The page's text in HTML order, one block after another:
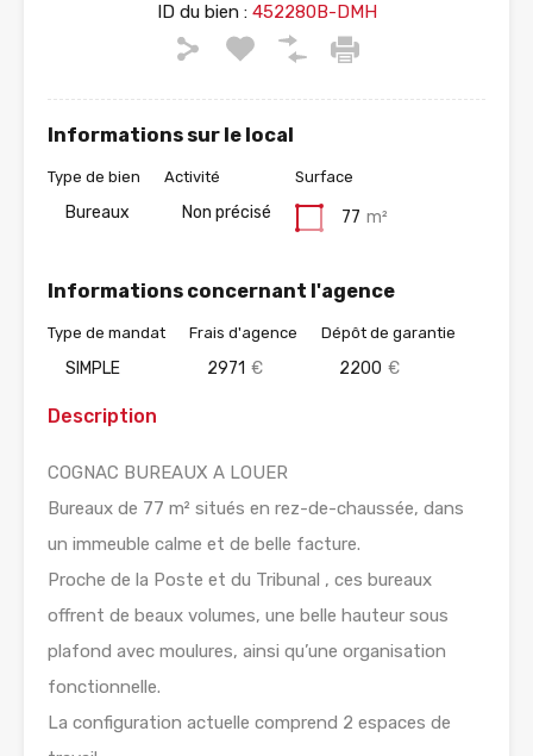
ID du bien :452280B-DMH
Informations sur le local
Type de bien
Bureaux
Activité
Non précisé
Surface
77 m²
Informations concernant l'agence
Type de mandat
SIMPLE
Frais d'agence
2971 €
Dépôt de garantie
2200 €
Description
COGNAC BUREAUX A LOUER
Bureaux de 77 m² situés en rez-de-chaussée, dans
un immeuble calme et de belle facture.
Proche de la Poste et du Tribunal , ces bureaux
offrent de beaux volumes, une belle hauteur sous
plafond avec moulures, ainsi qu’une organisation
fonctionnelle.
La configuration actuelle comprend 2 espaces de